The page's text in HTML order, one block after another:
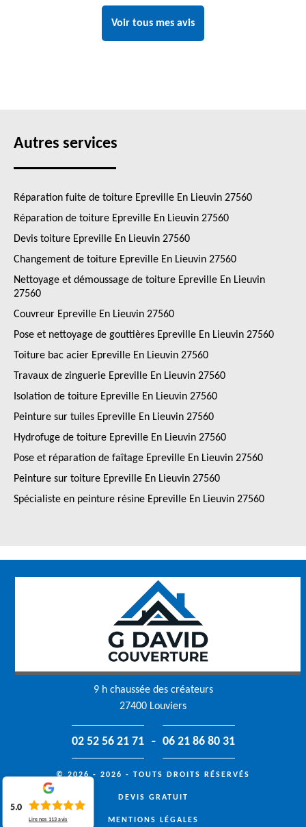
Voir tous mes avis
Autres services
Réparation fuite de toiture Epreville En Lieuvin 27560
Réparation de toiture Epreville En Lieuvin 27560
Devis toiture Epreville En Lieuvin 27560
Changement de toiture Epreville En Lieuvin 27560
Nettoyage et démoussage de toiture Epreville En Lieuvin
27560
Couvreur Epreville En Lieuvin 27560
Pose et nettoyage de gouttières Epreville En Lieuvin 27560
Toiture bac acier Epreville En Lieuvin 27560
Travaux de zinguerie Epreville En Lieuvin 27560
Isolation de toiture Epreville En Lieuvin 27560
Peinture sur tuiles Epreville En Lieuvin 27560
Hydrofuge de toiture Epreville En Lieuvin 27560
Pose et réparation de faîtage Epreville En Lieuvin 27560
Peinture sur toiture Epreville En Lieuvin 27560
Spécialiste en peinture résine Epreville En Lieuvin 27560
9 h chaussée des créateurs
27400 Louviers
02 52 56 21 71 - 06 21 86 80 31
© 2026 - 2026 - TOUTS DROITS RÉSERVÉS
DEVIS GRATUIT
MENTIONS LÉGALES
5.0
Lire nos 113 avis